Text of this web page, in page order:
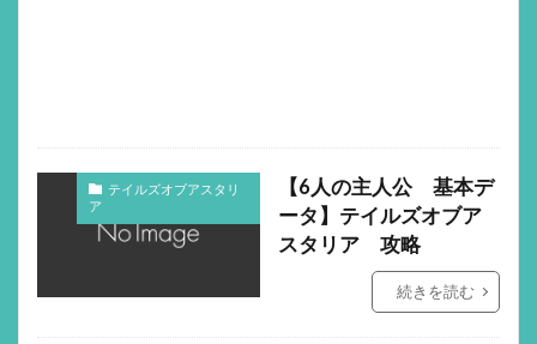
テイルズオブアスタリ
ア
【6人の主人公 基本デ
ータ】テイルズオブア
スタリア 攻略
続きを読む